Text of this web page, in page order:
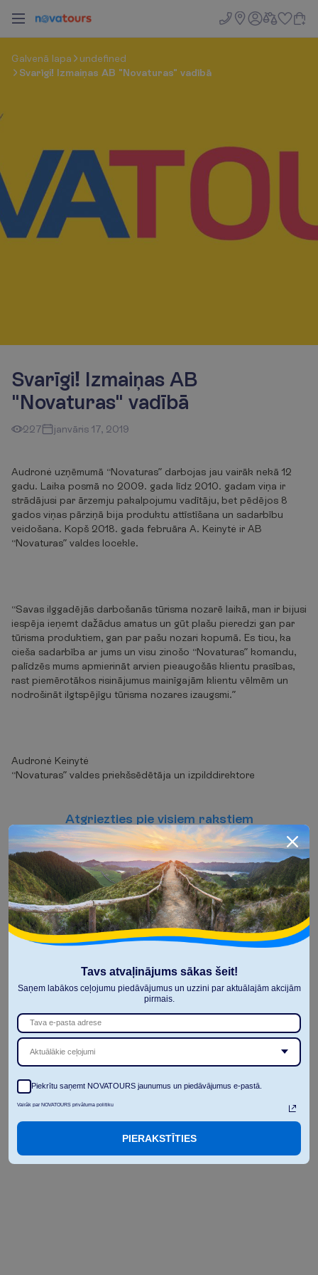
Galvenā lapa
undefined
Svarīgi! Izmaiņas AB "Novaturas" vadībā
Svarīgi! Izmaiņas AB
"Novaturas" vadībā
227 janvāris 17, 2019
Audronė uzņēmumā “Novaturas” darbojas jau vairāk nekā 12
gadu. Laika posmā no 2009. gada līdz 2010. gadam viņa ir
strādājusi par ārzemju pakalpojumu vadītāju, bet pēdējos 8
gados viņas pārziņā bija produktu attīstīšana un sadarbību
veidošana. Kopš 2018. gada februāra A. Keinytė ir AB
“Novaturas” valdes locekle.
“Savas ilggadējās darbošanās tūrisma nozarē laikā, man ir bijusi
iespēja ieņemt dažādus amatus un gūt plašu pieredzi gan par
tūrisma produktiem, gan par pašu nozari kopumā. Es ticu, ka
cieša sadarbība ar jums un visu zinošo “Novaturas” komandu,
palīdzēs mums apmierināt arvien pieaugošās klientu prasības,
rast piemērotākos risinājumus mainīgajām klientu vēlmēm un
nodrošināt ilgtspējīgu tūrisma nozares izaugsmi.”
Audronė Keinytė
“Novaturas” valdes priekšsēdētāja un izpilddirektore
Atgriezties pie visiem rakstiem
Skatīt nākamo rak stu
Tavs atvaļinājums sākas šeit!
Saņem labākos ceļojumu piedāvājumus un uzzini par aktuālajām akcijām
pirmais.
Aktuālākie ceļojumi
Piekrītu saņemt NOVATOURS jaunumus un piedāvājumus e-pastā.
Vairāk par NOVATOURS privātuma politiku
PIERAKSTĪTIES